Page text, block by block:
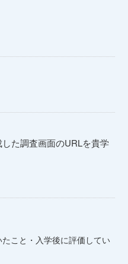
た調査画面のURLを貴学
こと・入学後に評価してい